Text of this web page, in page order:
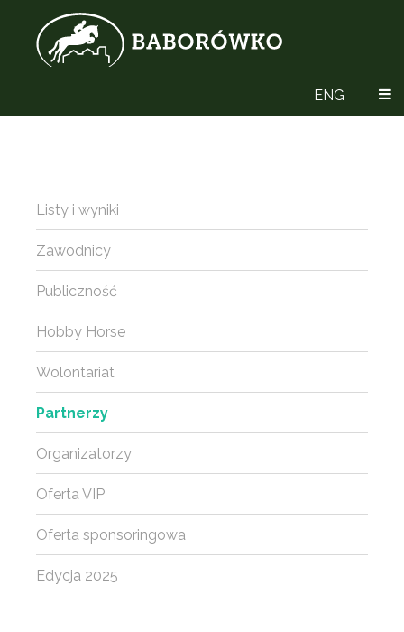
ENG
Listy i wyniki
Zawodnicy
Publiczność
Hobby Horse
Wolontariat
Partnerzy
Organizatorzy
Oferta VIP
Oferta sponsoringowa
Edycja 2025